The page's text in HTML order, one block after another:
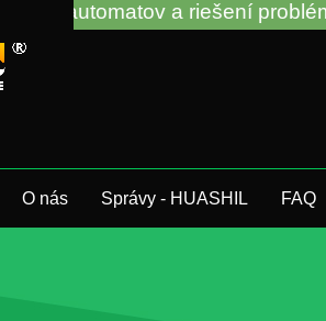
O nás Správy - HUASHIL FAQ
a riešení problémov bez